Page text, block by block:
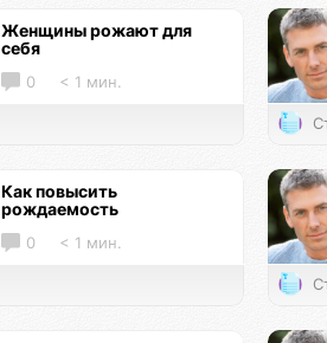
Женщины рожают для
себя
0 < 1 мин.
Как повысить
рождаемость
0 < 1 мин.